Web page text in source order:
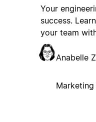
Your
success.
your team
Anabelle
Marketing